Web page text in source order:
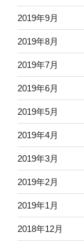
2019年9月
2019年8月
2019年7月
2019年6月
2019年5月
2019年4月
2019年3月
2019年2月
2019年1月
2018年12月